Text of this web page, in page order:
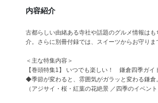
内容紹介
古都らしい由緒ある寺社や話題のグルメ情報は
介。さらに別冊付録では、スイーツからお守り
＜主な特集内容＞
【巻頭特集1】 いつでも楽しい！ 鎌倉四季ガイ
◆季節が変わると、雰囲気がガラッと変わる鎌倉
（アジサイ・桜・紅葉の花絶景 ／四季のイベント